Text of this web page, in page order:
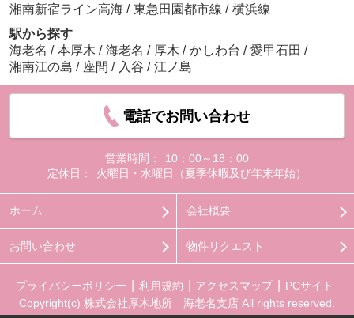
湘南新宿ライン高海 / 東急田園都市線 / 横浜線
駅から探す
海老名 / 本厚木 / 海老名 / 厚木 / かしわ台 / 愛甲石田 /
湘南江の島 / 座間 / 入谷 / 江ノ島
電話でお問い合わせ
営業時間：
10：00～18：00
定休日：
火曜日・水曜日（夏季休暇及び年末年始）
ホーム 会社概要
お問い合わせ 物件リクエスト
プライバシーポリシー 利用規約 アクセスマップ
PCサイト
Copyright(c) 株式会社厚木地所 海老名支店 All rights reserved.